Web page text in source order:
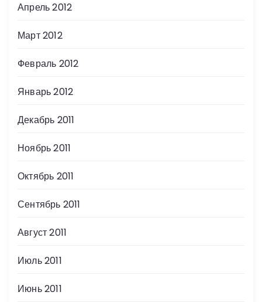
Апрель 2012
Март 2012
Февраль 2012
Январь 2012
Декабрь 2011
Ноябрь 2011
Октябрь 2011
Сентябрь 2011
Август 2011
Июль 2011
Июнь 2011